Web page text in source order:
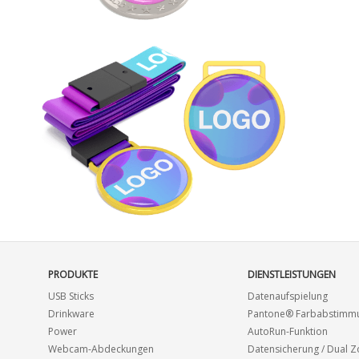
PRODUKTE
USB Sticks
Drinkware
Power
Webcam-Abdeckungen
DIENSTLEISTUNGEN
Datenaufspielung
Pantone®
AutoRun-Funktion
Datensicherung / Dual